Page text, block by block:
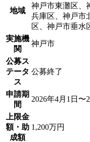
地域
神戸市東灘区、
兵庫区、神戸市
区、神戸市垂水
実施機
関
神戸市
公募ス
テータ
ス
公募終了
申請期
間
2026年4月1日〜
上限金
額・助
成額
1,200万円